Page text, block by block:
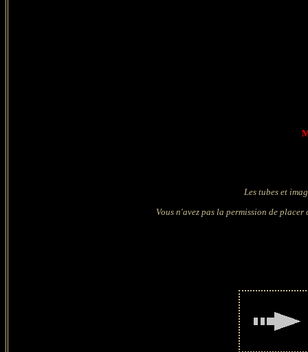
Les tubes et
Vous n'avez pas la permission de